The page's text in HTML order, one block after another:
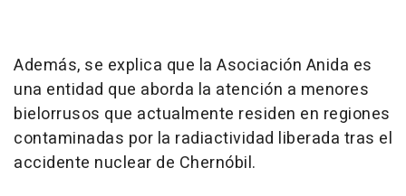
Además, se explica que la Asociación Anida es
una entidad que aborda la atención a menores
bielorrusos que actualmente residen en regiones
contaminadas por la radiactividad liberada tras el
accidente nuclear de Chernóbil.